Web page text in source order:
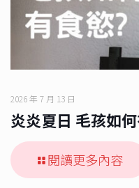
2026 年 7 月 13 日
炎炎夏日 毛孩如
閱讀更多內容